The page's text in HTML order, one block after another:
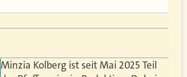
Minzia Kolberg ist seit Mai 2025 Teil